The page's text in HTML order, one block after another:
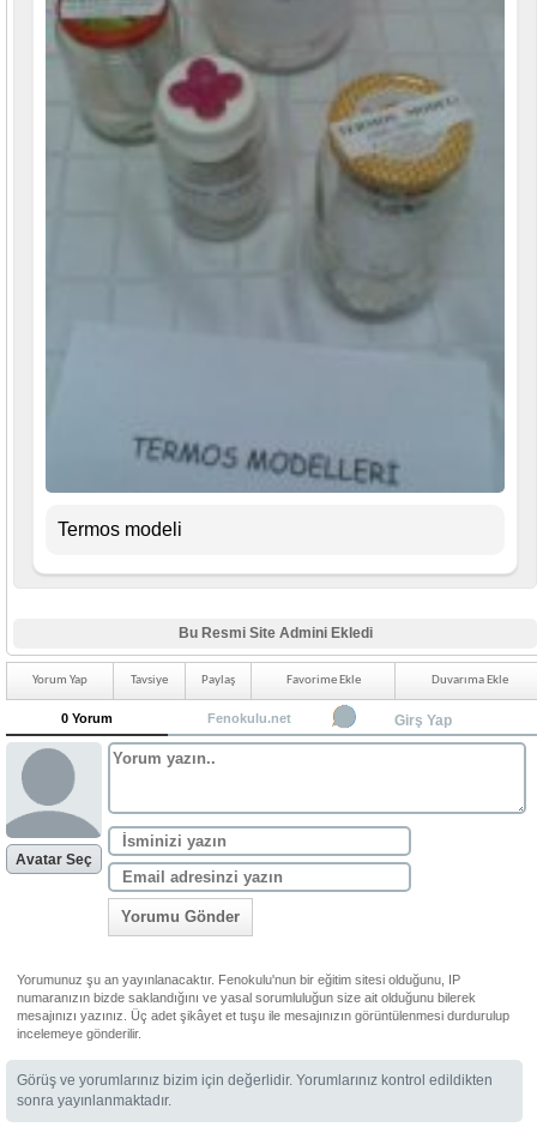
Termos modeli
Bu Resmi Site Admini Ekledi
Yorum Yap Tavsiye Paylaş Favorime Ekle Duvarıma Ekle
0 Yorum Fenokulu.net Girş Yap
Avatar Seç
Yorumu Gönder
Yorumunuz şu an yayınlanacaktır. Fenokulu'nun bir eğitim sitesi olduğunu, IP
numaranızın bizde saklandığını ve yasal sorumluluğun size ait olduğunu bilerek
mesajınızı yazınız. Üç adet şikâyet et tuşu ile mesajınızın görüntülenmesi durdurulup
incelemeye gönderilir.
Görüş ve yorumlarınız bizim için değerlidir. Yorumlarınız kontrol edildikten
sonra yayınlanmaktadır.